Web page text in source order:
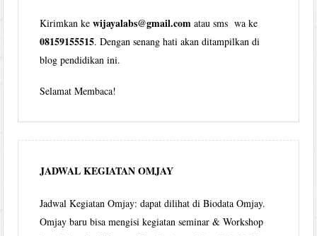
Kirimkan kewijayalabs@gmail.com atau sms wa ke
08159155515. Dengan senang hati akan ditampilkan di
blog pendidikan ini.
Selamat Membaca!
JADWAL KEGIATAN OMJAY
Jadwal Kegiatan Omjay: dapat dilihat di Biodata Omjay.
Omjay baru bisa mengisi kegiatan seminar & Workshop